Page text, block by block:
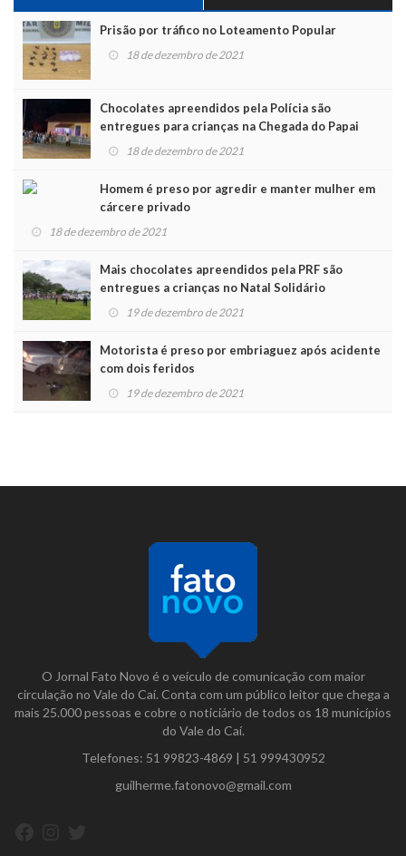
Prisão por tráfico no Loteamento Popular
18 de dezembro de 2021
Chocolates apreendidos pela Polícia são
entregues para crianças na Chegada do Papai
Noel 18 de dezembro de 2021
Homem é preso por agredir e manter mulher em
cárcere privado
18 de dezembro de 2021
Mais chocolates apreendidos pela PRF são
entregues a crianças no Natal Solidário
19 de dezembro de 2021
Motorista é preso por embriaguez após acidente
com dois feridos
19 de dezembro de 2021
O Jornal Fato Novo é o veículo de comunicação com maior
circulação no Vale do Caí. Conta com um público leitor que chega a
mais 25.000 pessoas e cobre o noticiário de todos os 18 municípios
do Vale do Caí.
Telefones: 51 99823-4869 | 51 999430952
guilherme.fatonovo@gmail.com